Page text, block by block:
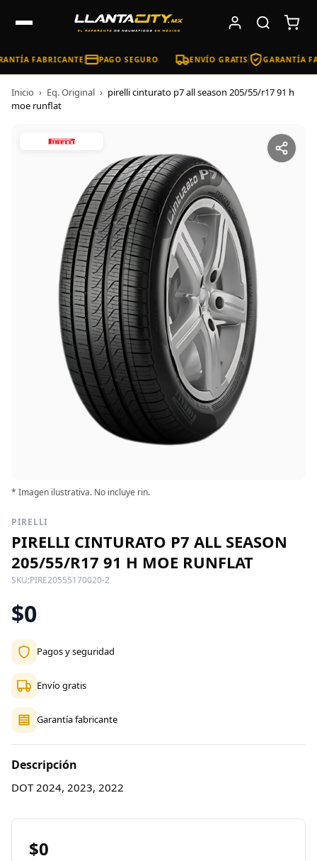
FABRICANTE PAGO SEGURO ENVÍO GRATIS GARANTÍA
Inicio › Eq. Original › pirelli cinturato p7 all season 205/55/r17 91 h
moe runflat
* Imagen ilustrativa. No incluye rin.
PIRELLI
PIRELLI CINTURATO P7 ALL SEASON
205/55/R17 91 H MOE RUNFLAT
SKU:PIRE20555170020-2
$0
Pagos y seguridad
Envío gratis
Garantía fabricante
Descripción
DOT 2024, 2023, 2022
$0